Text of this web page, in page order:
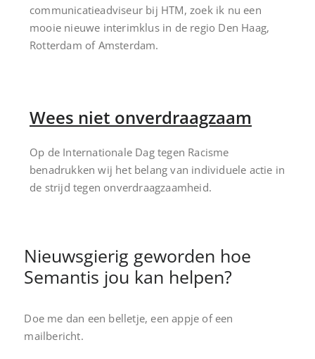
communicatieadviseur bij HTM, zoek ik nu een
mooie nieuwe interimklus in de regio Den Haag,
Rotterdam of Amsterdam.
Wees niet onverdraagzaam
Op de Internationale Dag tegen Racisme
benadrukken wij het belang van individuele actie in
de strijd tegen onverdraagzaamheid.
Nieuwsgierig geworden hoe
Semantis jou kan helpen?
Doe me dan een belletje, een appje of een
mailbericht.